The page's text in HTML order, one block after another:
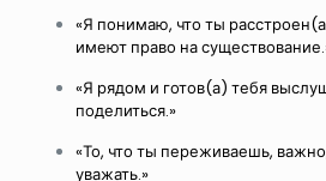
«Я понимаю, что ты
имеют право на
«Я рядом и готов(а) тебя
поделиться.»
«То, что ты переживаешь,
уважать.»